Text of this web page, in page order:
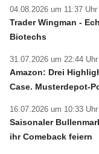
04.08.2026 um 11:37 Uhr |
Trader Wingman -
Biotechs
31.07.2026 um 22:44 Uhr
Amazon: Drei
Case. Musterdepot-
16.07.2026 um 10:33 Uhr |
Saisonaler
ihr Comeback feiern